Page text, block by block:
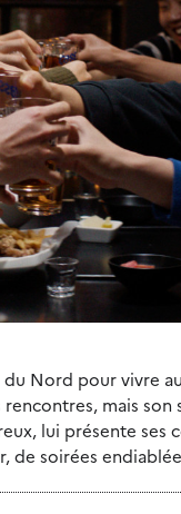
Nord pour vivre
rencontres, mais
lui présente ses
de soirées